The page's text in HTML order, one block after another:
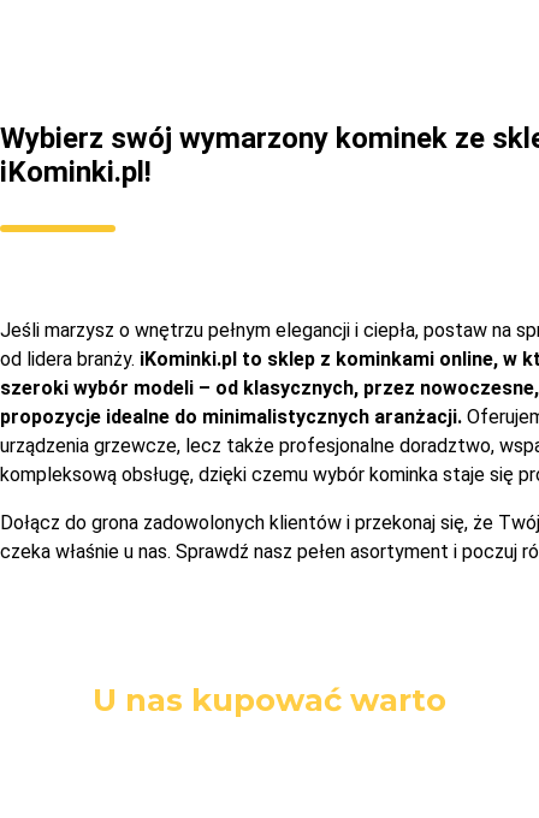
Wybierz swój wymarzony kominek ze
iKominki.pl!
Jeśli marzysz o wnętrzu pełnym elegancji i ciepła, postaw na
od lidera branży. iKominki.pl to sklep z kominkami online, w
szeroki wybór modeli – od klasycznych, przez
propozycje idealne do minimalistycznych aranżacji.
urządzenia grzewcze, lecz także profesjonalne doradztwo,
kompleksową obsługę, dzięki czemu wybór kominka staje się
Dołącz do grona zadowolonych klientów i przekonaj się, że
czeka właśnie u nas. Sprawdź nasz pełen asortyment i poczuj
U nas kupować warto